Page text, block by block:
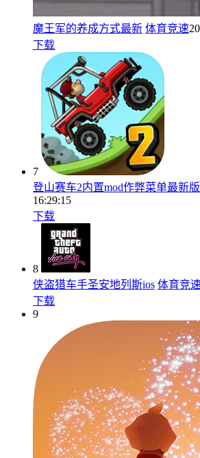
魔王军的养成方式最新 体育竞速
下载
7
登山赛车2内置mod作弊菜单最新版
16:29:15
下载
8
侠盗猎车手圣安地列斯ios 体育竞
下载
9